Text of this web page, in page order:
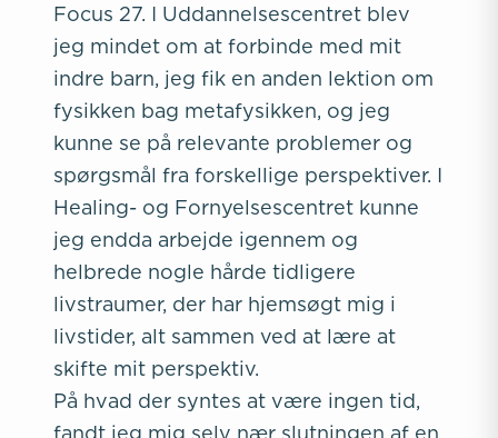
Focus 27. I Uddannelsescentret blev
jeg mindet om at forbinde med mit
indre barn, jeg fik en anden lektion om
fysikken bag metafysikken, og jeg
kunne se på relevante problemer og
spørgsmål fra forskellige perspektiver. I
Healing- og Fornyelsescentret kunne
jeg endda arbejde igennem og
helbrede nogle hårde tidligere
livstraumer, der har hjemsøgt mig i
livstider, alt sammen ved at lære at
skifte mit perspektiv.
På hvad der syntes at være ingen tid,
fandt jeg mig selv nær slutningen af en